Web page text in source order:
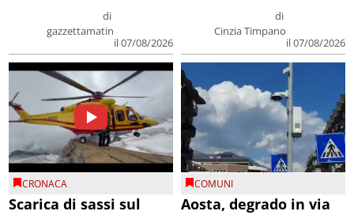
di
gazzettamatin
il 07/08/2026
di
Cinzia Timpano
il 07/08/2026
CRONACA
Scarica di sassi sul
COMUNI
Aosta, degrado in via